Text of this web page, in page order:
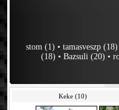
stom (1) •tamasveszp (18)
(18) •Bazsuli (20) •
Keke (10)